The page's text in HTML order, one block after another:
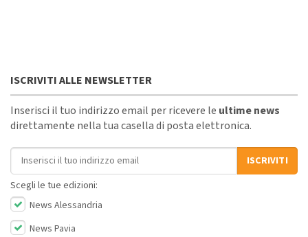
ISCRIVITI ALLE NEWSLETTER
Inserisci il tuo indirizzo email per ricevere le ultime news
direttamente nella tua casella di posta elettronica.
Indirizzo email
ISCRIVITI
Scegli le tue edizioni:
News Alessandria
News Pavia